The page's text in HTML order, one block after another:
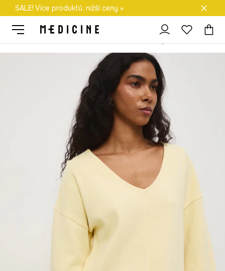
Doprava zdarma při nákupu nad 1 200 Kč
SALE! Více produktů, nižší ceny »